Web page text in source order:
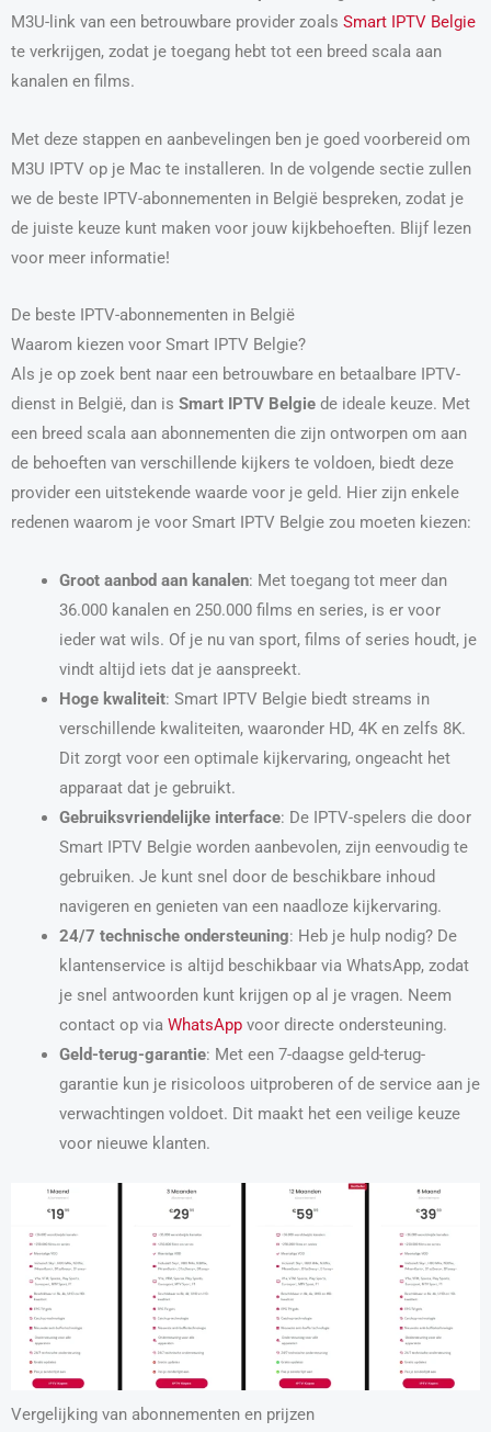
M3U-link van een betrouwbare provider zoals Smart IPTV Belgie
te verkrijgen, zodat je toegang hebt tot een breed scala aan
kanalen en films.
Met deze stappen en aanbevelingen ben je goed voorbereid om
M3U IPTV op je Mac te installeren. In de volgende sectie zullen
we de beste IPTV-abonnementen in België bespreken, zodat je
de juiste keuze kunt maken voor jouw kijkbehoeften. Blijf lezen
voor meer informatie!
De beste IPTV-abonnementen in België
Waarom kiezen voor Smart IPTV Belgie?
Als je op zoek bent naar een betrouwbare en betaalbare IPTV-
dienst in België, dan is Smart IPTV Belgie de ideale keuze. Met
een breed scala aan abonnementen die zijn ontworpen om aan
de behoeften van verschillende kijkers te voldoen, biedt deze
provider een uitstekende waarde voor je geld. Hier zijn enkele
redenen waarom je voor Smart IPTV Belgie zou moeten kiezen:
Groot aanbod aan kanalen: Met toegang tot meer dan
36.000 kanalen en 250.000 films en series, is er voor
ieder wat wils. Of je nu van sport, films of series houdt, je
vindt altijd iets dat je aanspreekt.
Hoge kwaliteit: Smart IPTV Belgie biedt streams in
verschillende kwaliteiten, waaronder HD, 4K en zelfs 8K.
Dit zorgt voor een optimale kijkervaring, ongeacht het
apparaat dat je gebruikt.
Gebruiksvriendelijke interface: De IPTV-spelers die door
Smart IPTV Belgie worden aanbevolen, zijn eenvoudig te
gebruiken. Je kunt snel door de beschikbare inhoud
navigeren en genieten van een naadloze kijkervaring.
24/7 technische ondersteuning: Heb je hulp nodig? De
klantenservice is altijd beschikbaar via WhatsApp, zodat
je snel antwoorden kunt krijgen op al je vragen. Neem
contact op via WhatsAppvoor directe ondersteuning.
Geld-terug-garantie: Met een 7-daagse geld-terug-
garantie kun je risicoloos uitproberen of de service aan je
verwachtingen voldoet. Dit maakt het een veilige keuze
voor nieuwe klanten.
Vergelijking van abonnementen en prijzen